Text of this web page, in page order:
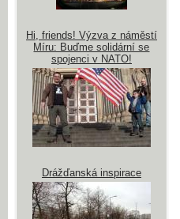
Hi, friends! Výzva z náměstí
Míru: Buďme solidární se
spojenci v NATO!
Drážďanská inspirace